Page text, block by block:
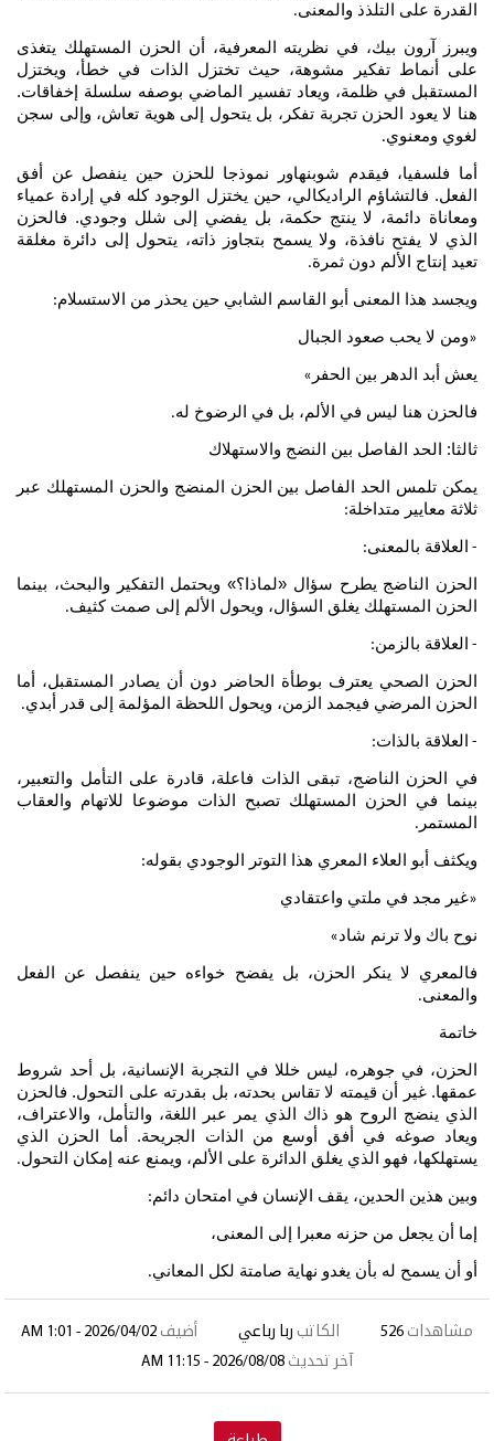
القدرة على التلذذ والمعنى.
ويبرز آرون بيك، في نظريته المعرفية، أن الحزن المستهلك يتغذى
على أنماط تفكير مشوهة، حيث تختزل الذات في خطأ، ويختزل
المستقبل في ظلمة، ويعاد تفسير الماضي بوصفه سلسلة إخفاقات.
هنا لا يعود الحزن تجربة تفكر، بل يتحول إلى هوية تعاش، وإلى سجن
لغوي ومعنوي.
أما فلسفيا، فيقدم شوبنهاور نموذجا للحزن حين ينفصل عن أفق
الفعل. فالتشاؤم الراديكالي، حين يختزل الوجود كله في إرادة عمياء
ومعاناة دائمة، لا ينتج حكمة، بل يفضي إلى شلل وجودي. فالحزن
الذي لا يفتح نافذة، ولا يسمح بتجاوز ذاته، يتحول إلى دائرة مغلقة
تعيد إنتاج الألم دون ثمرة.
ويجسد هذا المعنى أبو القاسم الشابي حين يحذر من الاستسلام:
«ومن لا يحب صعود الجبال
يعش أبد الدهر بين الحفر »
فالحزن هنا ليس في الألم، بل في الرضوخ له.
ثالثا: الحد الفاصل بين النضج والاستهلاك
يمكن تلمس الحد الفاصل بين الحزن المنضج والحزن المستهلك عبر
ثلاثة معايير متداخلة:
- العلاقة بالمعنى:
الحزن الناضج يطرح سؤال «لماذا؟» ويحتمل التفكير والبحث، بينما
الحزن المستهلك يغلق السؤال، ويحول الألم إلى صمت كثيف.
- العلاقة بالزمن:
الحزن الصحي يعترف بوطأة الحاضر دون أن يصادر المستقبل، أما
الحزن المرضي فيجمد الزمن، ويحول اللحظة المؤلمة إلى قدر أبدي.
- العلاقة بالذات:
في الحزن الناضج، تبقى الذات فاعلة، قادرة على التأمل والتعبير،
بينما في الحزن المستهلك تصبح الذات موضوعا للاتهام والعقاب
المستمر .
ويكثف أبو العلاء المعري هذا التوتر الوجودي بقوله:
«غير مجد في ملتي واعتقادي
نوح باك ولا ترنم شاد»
فالمعري لا ينكر الحزن، بل يفضح خواءه حين ينفصل عن الفعل
والمعنى.
خاتمة
الحزن، في جوهره، ليس خللا في التجربة الإنسانية، بل أحد شروط
عمقها. غير أن قيمته لا تقاس بحدته، بل بقدرته على التحول. فالحزن
الذي ينضج الروح هو ذاك الذي يمر عبر اللغة، والتأمل، والاعتراف،
ويعاد صوغه في أفق أوسع من الذات الجريحة. أما الحزن الذي
يستهلكها، فهو الذي يغلق الدائرة على الألم، ويمنع عنه إمكان التحول.
وبين هذين الحدين، يقف الإنسان في امتحان دائم:
إما أن يجعل من حزنه معبرا إلى المعنى،
أو أن يسمح له بأن يغدو نهاية صامتة لكل المعاني.
مشاهدات 526 الكاتب ربا رباعي أضيف 2026/04/02 - 1:01 AM
آخر تحديث 2026/08/08 - 11:15 AM